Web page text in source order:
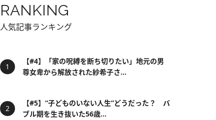
RANKING
人気記事ランキング
【#4】「家の呪縛を断ち切りたい」地元の男
尊女卑から解放された紗希子さ...
【#5】“子どものいない人生”どうだった？ バ
ブル期を生き抜いた56歳...